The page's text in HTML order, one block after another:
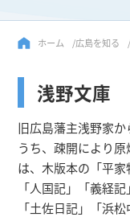
ホーム 広島を知る
浅野文庫
旧広島藩主浅野家
うち、疎開により
は、木版本の「平家
「人国記」「義経
「土佐日記」「浜